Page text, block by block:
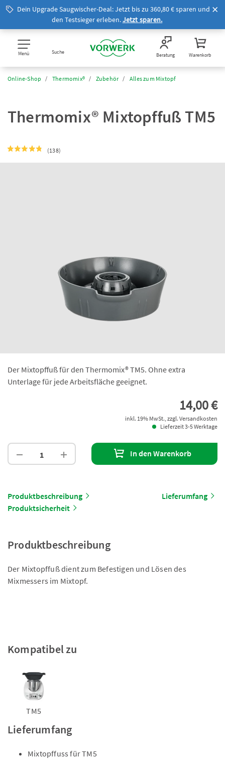
Dein Upgrade Saugwischer-Deal: Jetzt bis zu 360,80 € sparen und
den Testsieger erleben.Jetzt sparen.
Menü Suche Beratung Warenkorb
Online-Shop Thermomix® Zubehör Alles zum Mixtopf
Thermomix® Mixtopffuß TM5
(138)
Der Mixtopffuß für den Thermomix® TM5. Ohne extra
Unterlage für jede Arbeitsfläche geeignet.
14,00 €
inkl. 19% MwSt., zzgl. Versandkosten
Lieferzeit 3-5 Werktage
In den Warenkorb
Produktbeschreibung
Lieferumfang
Produktsicherheit
Produktbeschreibung
Der Mixtopffuß dient zum Befestigen und Lösen des
Mixmessers im Mixtopf.
Kompatibel zu
TM5
Lieferumfang
Mixtopffuss für TM5